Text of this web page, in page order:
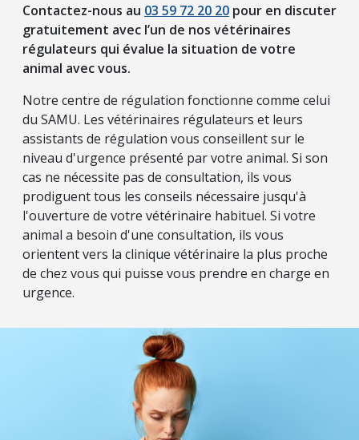
Contactez-nous au 03 59 72 20 20 pour en discuter
gratuitement avec l’un de nos vétérinaires
régulateurs qui évalue la situation de votre
animal avec vous.
Notre centre de régulation fonctionne comme celui
du SAMU. Les vétérinaires régulateurs et leurs
assistants de régulation vous conseillent sur le
niveau d'urgence présenté par votre animal. Si son
cas ne nécessite pas de consultation, ils vous
prodiguent tous les conseils nécessaire jusqu'à
l'ouverture de votre vétérinaire habituel. Si votre
animal a besoin d'une consultation, ils vous
orientent vers la clinique vétérinaire la plus proche
de chez vous qui puisse vous prendre en charge en
urgence.